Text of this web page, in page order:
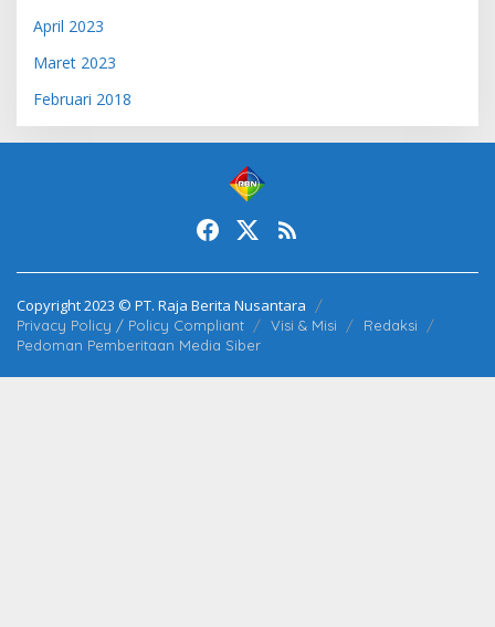
April 2023
Maret 2023
Februari 2018
Copyright 2023 © PT. Raja Berita Nusantara
Privacy Policy / Policy Compliant Visi & Misi
Redaksi
Pedoman Pemberitaan Media Siber